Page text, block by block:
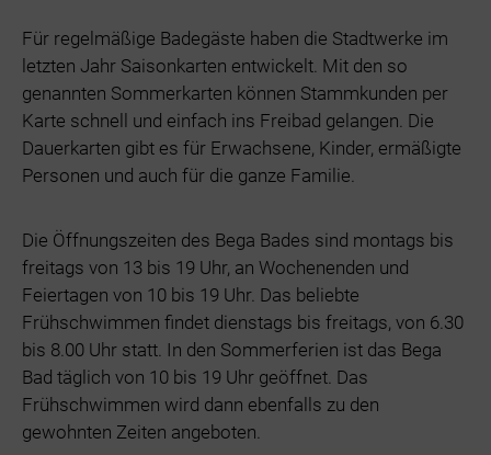
Für regelmäßige Badegäste haben die Stadtwerke im
letzten Jahr Saisonkarten entwickelt. Mit den so
genannten Sommerkarten können Stammkunden per
Karte schnell und einfach ins Freibad gelangen. Die
Dauerkarten gibt es für Erwachsene, Kinder, ermäßigte
Personen und auch für die ganze Familie.
Die Öffnungszeiten des Bega Bades sind montags bis
freitags von 13 bis 19 Uhr, an Wochenenden und
Feiertagen von 10 bis 19 Uhr. Das beliebte
Frühschwimmen findet dienstags bis freitags, von 6.30
bis 8.00 Uhr statt. In den Sommerferien ist das Bega
Bad täglich von 10 bis 19 Uhr geöffnet. Das
Frühschwimmen wird dann ebenfalls zu den
gewohnten Zeiten angeboten.